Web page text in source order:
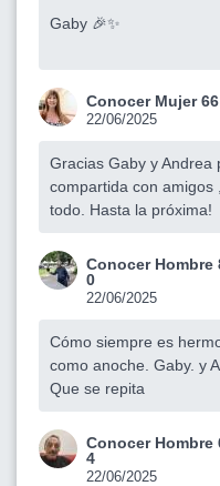
Gaby 🎉✨
Conocer Mujer 66
22/06/2025
Gracias Gaby y Andrea
compartida con amigos
todo. Hasta la próxima!
Conocer Hombre
0
22/06/2025
Cómo siempre es
como anoche. Gaby. y
Que se repita
Conocer Hombre
4
22/06/2025